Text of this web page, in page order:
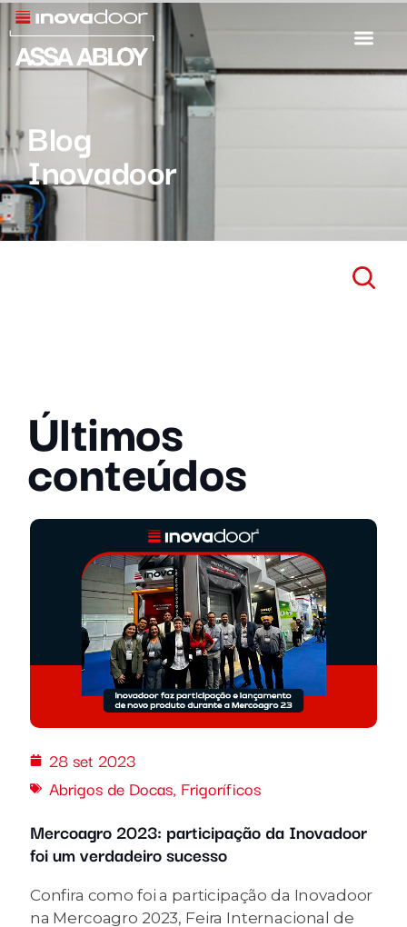
Blog
Inovadoor
Últimos
conteúdos
28 set 2023
Abrigos de Docas, Frigoríficos
Mercoagro 2023: participação da Inovadoor
foi um verdadeiro sucesso
Confira como foi a participação da Inovadoor
na Mercoagro 2023, Feira Internacional de